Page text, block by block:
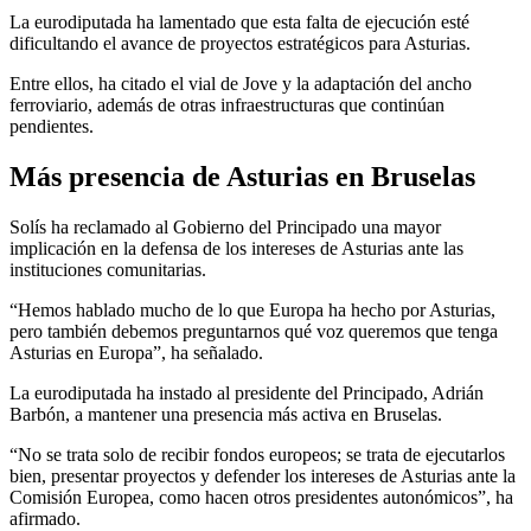
La eurodiputada ha lamentado que esta falta de ejecución esté
dificultando el avance de proyectos estratégicos para Asturias.
Entre ellos, ha citado el vial de Jove y la adaptación del ancho
ferroviario, además de otras infraestructuras que continúan
pendientes.
Más presencia de Asturias en Bruselas
Solís ha reclamado al Gobierno del Principado una mayor
implicación en la defensa de los intereses de Asturias ante las
instituciones comunitarias.
“Hemos hablado mucho de lo que Europa ha hecho por Asturias,
pero también debemos preguntarnos qué voz queremos que tenga
Asturias en Europa”, ha señalado.
La eurodiputada ha instado al presidente del Principado, Adrián
Barbón, a mantener una presencia más activa en Bruselas.
“No se trata solo de recibir fondos europeos; se trata de ejecutarlos
bien, presentar proyectos y defender los intereses de Asturias ante la
Comisión Europea, como hacen otros presidentes autonómicos”, ha
afirmado.